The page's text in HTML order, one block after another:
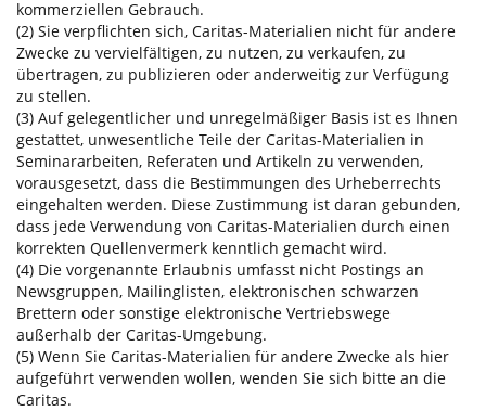
kommerziellen Gebrauch.
(2) Sie verpflichten sich, Caritas-Materialien nicht für andere
Zwecke zu vervielfältigen, zu nutzen, zu verkaufen, zu
übertragen, zu publizieren oder anderweitig zur Verfügung
zu stellen.
(3) Auf gelegentlicher und unregelmäßiger Basis ist es Ihnen
gestattet, unwesentliche Teile der Caritas-Materialien in
Seminararbeiten, Referaten und Artikeln zu verwenden,
vorausgesetzt, dass die Bestimmungen des Urheberrechts
eingehalten werden. Diese Zustimmung ist daran gebunden,
dass jede Verwendung von Caritas-Materialien durch einen
korrekten Quellenvermerk kenntlich gemacht wird.
(4) Die vorgenannte Erlaubnis umfasst nicht Postings an
Newsgruppen, Mailinglisten, elektronischen schwarzen
Brettern oder sonstige elektronische Vertriebswege
außerhalb der Caritas-Umgebung.
(5) Wenn Sie Caritas-Materialien für andere Zwecke als hier
aufgeführt verwenden wollen, wenden Sie sich bitte an die
Caritas.